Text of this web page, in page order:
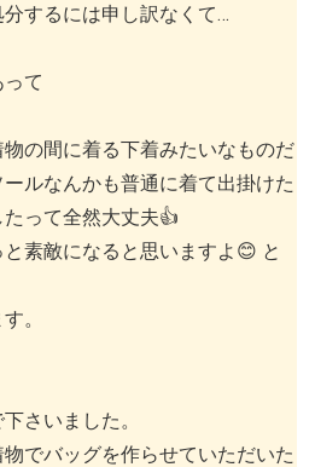
するには申し訳なくて…
て
の間に着る下着みたいなものだ
ルなんかも普通に着て出掛けた
って全然大丈夫👍
素敵になると思いますよ😊 と
。
さいました。
でバッグを作らせていただいた